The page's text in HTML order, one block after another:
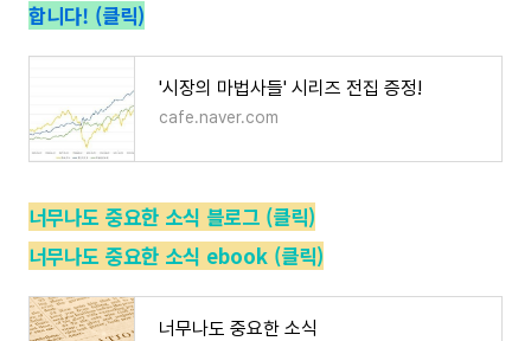
합니다! (클릭)
'시장의 마법사들' 시리즈 전집 증정!
cafe.naver.com
너무나도 중요한 소식 블로그 (클릭)
너무나도 중요한 소식 ebook (클릭)
너무나도 중요한 소식